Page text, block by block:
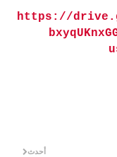
https://
أحدث